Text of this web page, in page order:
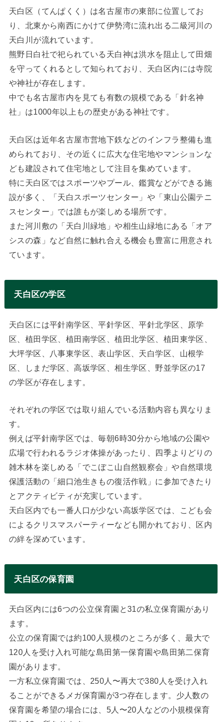
天白区（てんぱくく）は名古屋市の東部に位置してお
り、北東から南西にかけて伊勢湾に流れ出る二級河川の
天白川が流れています。
熊野日白社で祀られている天白神は洪水を阻止して田畑
を守ってくれるとして知られており、天白区内には寺院
や神社が存在します。
中でも名古屋市内を見ても有数の規模である「針名神
社」は1000年以上もの歴史がある神社です。
天白区は近年名古屋市営地下鉄などのインフラ整備も進
められており、その近くに広大な住宅地やマンションな
ども建設されて住宅地として注目を集めています。
特に天白区ではスポーツやプール、鑑賞などができる施
設が多く、「天白スポーツセンター」や「東山公園テニ
スセンター」では誰もが楽しめる場所です。
また河川敷の「天白川緑地」や相生山緑地にある「オア
シスの森」など自然に触れ合える機会も豊富に用意され
ています。
天白区の学区
天白区には平針南学区、平針学区、平針北学区、原学
区、植田学区、植田南学区、植田北学区、植田東学区、
大坪学区、八事東学区、表山学区、天白学区、山根学
区、しまだ学区、高坂学区、相生学区、野並学区の17
の学区が存在します。
それぞれの学区では取り組んでいる活動内容も異なりま
す。
例えば平針南学区では、毎朝6時30分から地域の公園や
広場で行われるラジオ体操があったり、四季よりどりの
雑木林を楽しめる「でこぼこ山自然観察会」や自然環境
保護活動の「細口池生きもの復活作戦」に参加できたり
とアクティビティが充実しています。
天白区内でも一番人口が少ない高坂学区では、こども会
によるクリスマスパーティーなども開かれており、区内
の絆を深めています。
天白区の保育園
天白区内には6つの公立保育園と31の私立保育園があり
ます。
公立の保育園では約100人規模のところが多く、最大で
120人を受け入れ可能な島田第一保育園や島田第二保育
園があります。
一方私立保育園では、250人〜再大で380人を受け入れ
ることができるメガ保育園が3つ存在します。少人数の
保育園を希望の場合には、5人〜20人などの小規模保育